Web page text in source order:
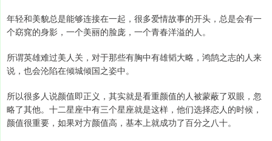
年轻和美貌总是能够连接在一起，很多爱情故事的开头，总是会有一
个窈窕的身影，一个美丽的脸庞，一个青春洋溢的人。
所谓英雄难过美人关，对于那些有胸中有雄韬大略，鸿鹄之志的人来
说，也会沦陷在倾城倾国之姿中。
所以很多人说颜值即正义，其实就是看重颜值的人被蒙蔽了双眼，忽
略了其他。十二星座中有三个星座就是这样，他们选择恋人的时候，
颜值很重要，如果对方颜值高，基本上就成功了百分之八十。